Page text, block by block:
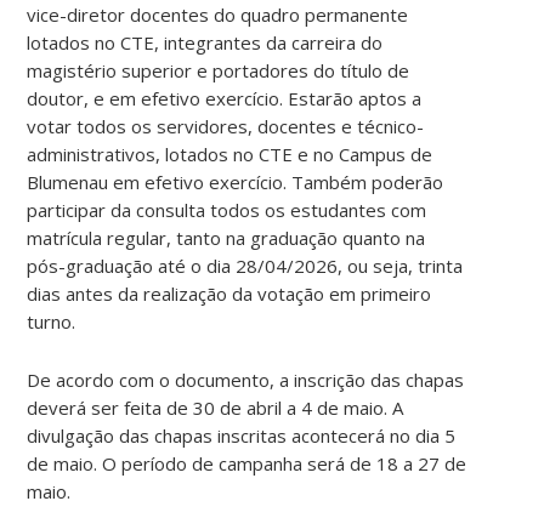
vice-diretor docentes do quadro permanente
lotados no CTE, integrantes da carreira do
magistério superior e portadores do título de
doutor, e em efetivo exercício. Estarão aptos a
votar todos os servidores, docentes e técnico-
administrativos, lotados no CTE e no Campus de
Blumenau em efetivo exercício. Também poderão
participar da consulta todos os estudantes com
matrícula regular, tanto na graduação quanto na
pós-graduação até o dia 28/04/2026, ou seja, trinta
dias antes da realização da votação em primeiro
turno.
De acordo com o documento, a inscrição das chapas
deverá ser feita de 30 de abril a 4 de maio. A
divulgação das chapas inscritas acontecerá no dia 5
de maio. O período de campanha será de 18 a 27 de
maio.